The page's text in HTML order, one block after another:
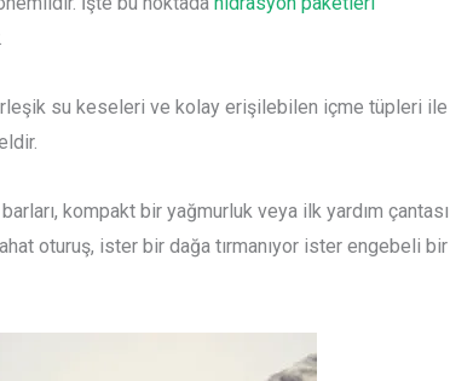
su keseleri ve kolay erişilebilen içme tüpleri ile
kompakt bir yağmurluk veya ilk yardım çantası
oturuş, ister bir dağa tırmanıyor ister engebeli bir